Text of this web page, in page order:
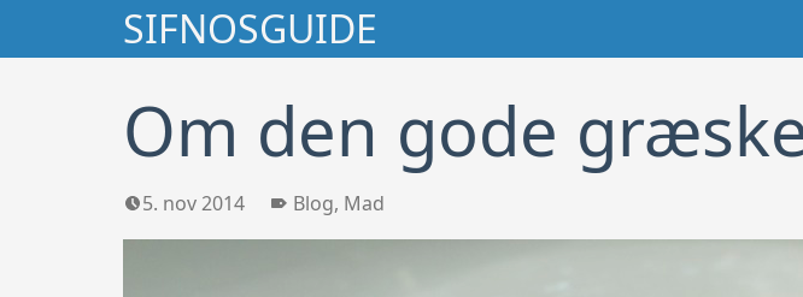
SIFNOSGUIDE
Søg
Om den gode
5. nov 2014 Blog, Mad